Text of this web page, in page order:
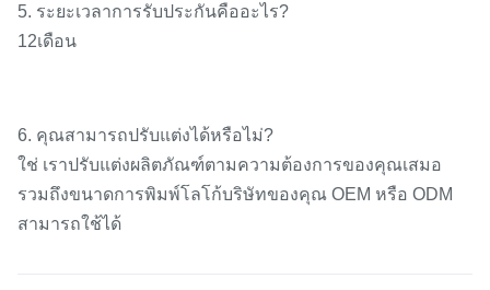
5. ระยะเวลาการรับประกันคืออะไร?
12เดือน
6. คุณสามารถปรับแต่งได้หรือไม่?
ใช่ เราปรับแต่งผลิตภัณฑ์ตามความต้องการของคุณเสมอ
รวมถึงขนาดการพิมพ์โลโก้บริษัทของคุณ OEM หรือ ODM
สามารถใช้ได้